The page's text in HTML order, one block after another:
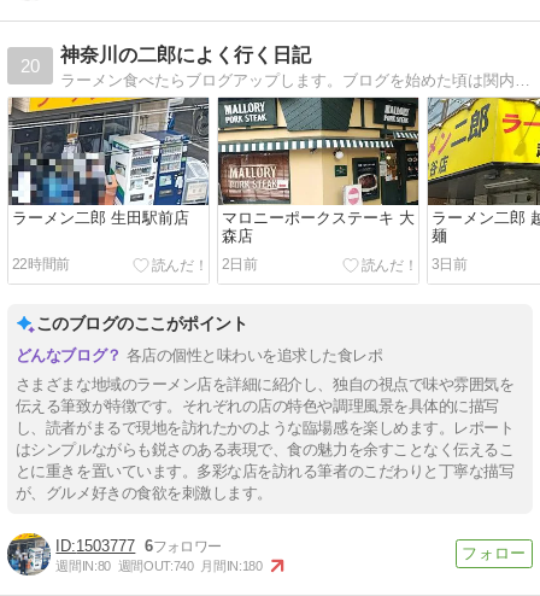
20
神奈川の二郎によく行く日記
ラーメン二郎 生田駅前店
22時間前
マロニーポークステーキ 大
森店
2日前
ラーメン二郎
麺
3日前
このブログのここがポイント
各店の個性と味わいを追求した食レポ
さまざまな地域のラーメン店を詳細に紹介し、独自の視点で味や雰囲気を
伝える筆致が特徴です。それぞれの店の特色や調理風景を具体的に描写
し、読者がまるで現地を訪れたかのような臨場感を楽しめます。レポート
はシンプルながらも鋭さのある表現で、食の魅力を余すことなく伝えるこ
とに重きを置いています。多彩な店を訪れる筆者のこだわりと丁寧な描写
が、グルメ好きの食欲を刺激します。
1503777 6
週間IN:80 週間OUT:740 月間IN:180